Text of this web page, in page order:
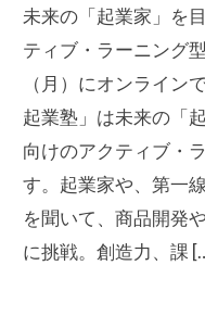
未来の「起業家」を
ティブ・ラーニング
（月）にオンライン
起業塾」は未来の「
向けのアクティブ・
す。起業家や、第一
を聞いて、商品開発
に挑戦。創造力、課